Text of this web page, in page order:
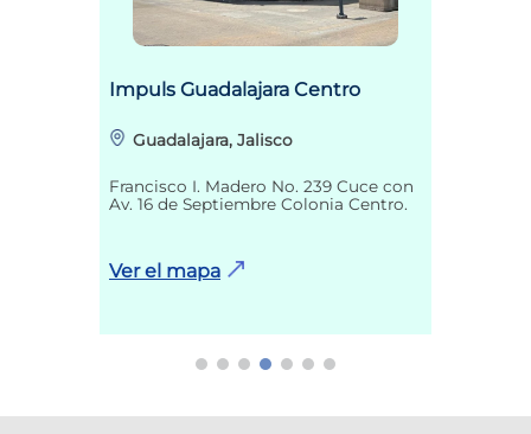
Impuls Guadalajara Centro
Guadalajara, Jalisco
Francisco I. Madero No. 239 Cuce con
Av. 16 de Septiembre Colonia Centro.
Ver el mapa